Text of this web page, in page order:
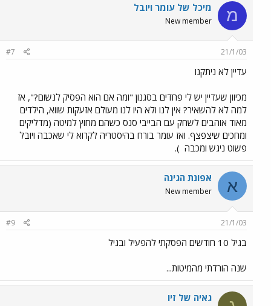
מ מיכל של עומר ויובל
New member
21/1/03
#7
עדיין לא ניתקנו
מכיוון שעדיין יש לי פחדים בסגנון "ומה אם הוא הפסיק לנשום?", אז
למה לא להשאיר? אין לנו ולא היו לנו מעולם אזעקות שווא, הילדים
מאוד אוהבים לשחק עם הבייבי סנס כשהם מחוץ למיטה (מדליקים
ומחכים שיצפצף. ואז עומר בורח בהיסטריה לקרוא לי שאכבה ויובל
פשוט ניגש ומכבה ).
א אפונת הגינה
New member
21/1/03
#9
בגיל 10 חודשים הפסקתי להפעיל ובגיל
שנה הורדתי מהמיטות...
גאיה של זיו